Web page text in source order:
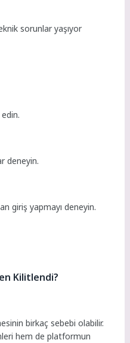
sorunlar yaşıyor
deneyin.
giriş yapmayı deneyin.
Kilitlendi?
birkaç sebebi olabilir.
hem de platformun